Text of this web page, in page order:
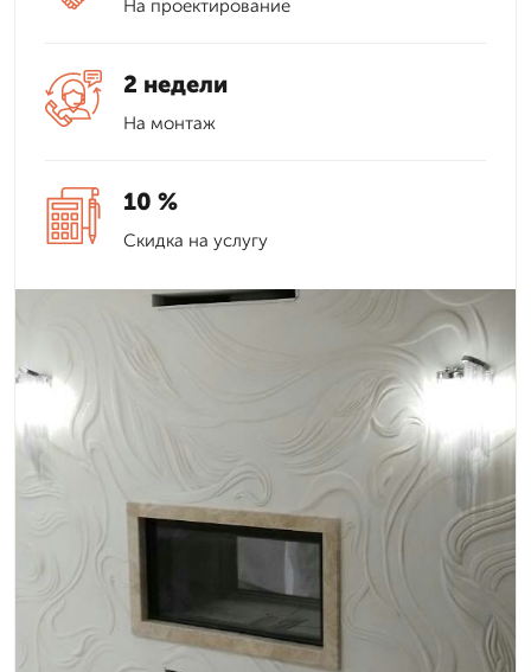
На проектирование
2 недели
На монтаж
10 %
Скидка на услугу